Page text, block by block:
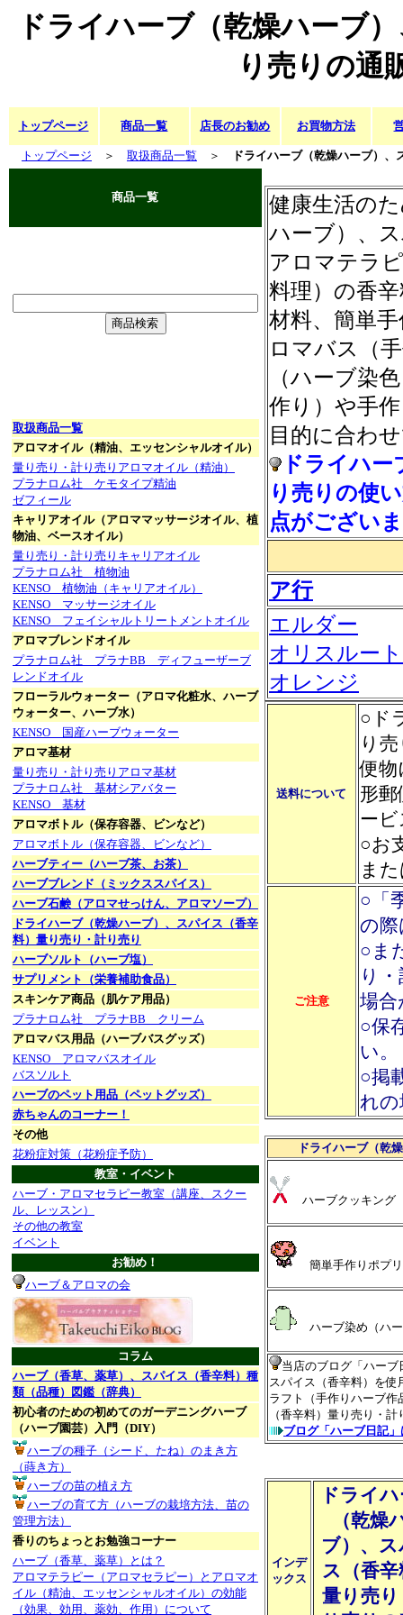
ドライハーブ（乾燥ハーブ
り売りの通
トップページ 商品一覧 店長のお勧め お買物方法
トップページ ＞ 取扱商品一覧 ＞ ドライハーブ（乾燥ハーブ）
商品一覧
健康生活の
ハーブ）、
アロマテラ
料理）の香
材料、簡単
ロマバス（
（ハーブ染
作り）や手
目的に合わ
ドライハ
り売りの使
点がござい
ア行
エルダー
オリスルート
オレンジ
送料について
○ド
り
便物
形
ー
○お
ま
ご注意
○「
の際
○ま
り
場
○保
い。
○掲
れ
ドライハーブ（乾
ハーブクッキング
簡単手作りポプ
ハーブ染め（ハ
当店のブログ「ハー
スパイス（香辛料）を
ラフト（手作りハーブ
（香辛料）量り売り・
ブログ「ハーブ日記
インデ
ックス
ドライ
（乾燥
ブ）、
ス（香
量り売
取扱商品一覧
アロマオイル（精油、エッセンシャルオイル）
量り売り・計り売りアロマオイル（精油）
プラナロム社 ケモタイプ精油
ゼフィール
キャリアオイル（アロママッサージオイル、植
物油、ベースオイル）
量り売り・計り売りキャリアオイル
プラナロム社 植物油
KENSO 植物油（キャリアオイル）
KENSO マッサージオイル
KENSO フェイシャルトリートメントオイル
アロマブレンドオイル
プラナロム社 プラナBB ディフューザーブ
レンドオイル
フローラルウォーター（アロマ化粧水、ハーブ
ウォーター、ハーブ水）
KENSO 国産ハーブウォーター
アロマ基材
量り売り・計り売りアロマ基材
プラナロム社 基材シアバター
KENSO 基材
アロマボトル（保存容器、ビンなど）
アロマボトル（保存容器、ビンなど）
ハーブティー（ハーブ茶、お茶）
ハーブブレンド（ミックススパイス）
ハーブ石鹸（アロマせっけん、アロマソープ）
ドライハーブ（乾燥ハーブ）、スパイス（香辛
料）量り売り・計り売り
ハーブソルト（ハーブ塩）
サプリメント（栄養補助食品）
スキンケア商品（肌ケア用品）
プラナロム社 プラナBB クリーム
アロマバス用品（ハーブバスグッズ）
KENSO アロマバスオイル
バスソルト
ハーブのペット用品（ペットグッズ）
赤ちゃんのコーナー！
その他
花粉症対策（花粉症予防）
教室・イベント
ハーブ・アロマセラピー教室（講座、スクー
ル、レッスン）
その他の教室
イベント
お勧め！
ハーブ＆アロマの会
コラム
ハーブ（香草、薬草）、スパイス（香辛料）種
類（品種）図鑑（辞典）
初心者のための初めてのガーデニングハーブ
（ハーブ園芸）入門（DIY）
ハーブの種子（シード、たね）のまき方
（蒔き方）
ハーブの苗の植え方
ハーブの育て方（ハーブの栽培方法、苗の
管理方法）
香りのちょっとお勉強コーナー
ハーブ（香草、薬草）とは？
アロマテラピー（アロマセラピー）とアロマオ
イル（精油、エッセンシャルオイル）の効能
（効果、効用、薬効、作用）について